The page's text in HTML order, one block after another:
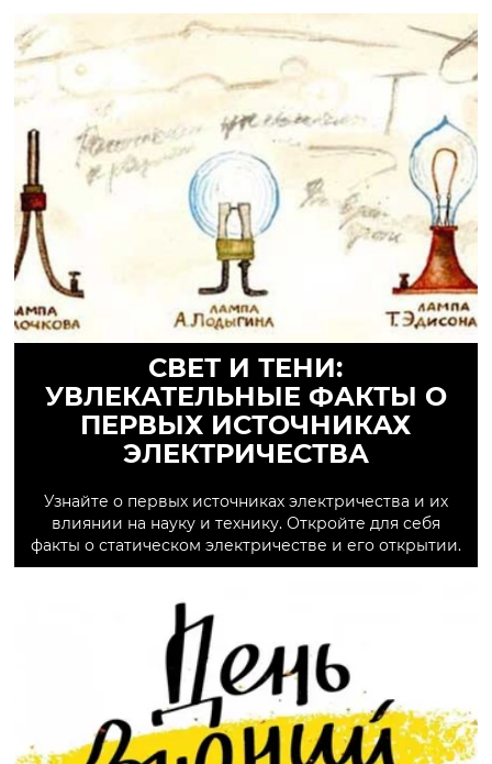
СВЕТ И ТЕНИ:
УВЛЕКАТЕЛЬНЫЕ ФАКТЫ О
ПЕРВЫХ ИСТОЧНИКАХ
ЭЛЕКТРИЧЕСТВА
Узнайте о первых источниках электричества и их
влиянии на науку и технику. Откройте для себя
факты о статическом электричестве и его открытии.